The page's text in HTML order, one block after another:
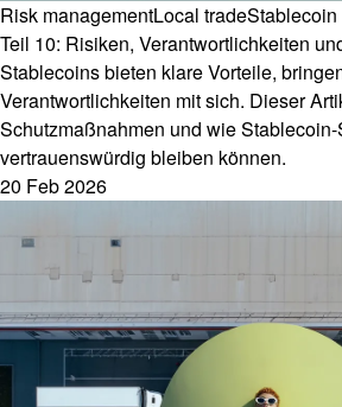
Risk managementLocal tradeStablecoin
Teil 10: Risiken, Verantwortlichkeiten
Stablecoins bieten klare Vorteile,
Verantwortlichkeiten mit sich. Dieser
Schutzmaßnahmen und wie
vertrauenswürdig bleiben können.
20 Feb 2026